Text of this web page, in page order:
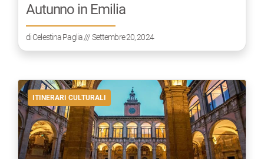
Autunno in Emilia
diCelestina Paglia/// Settembre 20, 2024
ITINERARI CULTURALI